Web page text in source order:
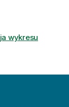
wykresu